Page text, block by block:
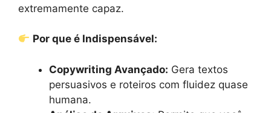
extremamente capaz.
Por que é Indispensável:
Copywriting Avançado: Gera textos
persuasivos e roteiros com fluidez quase
humana.